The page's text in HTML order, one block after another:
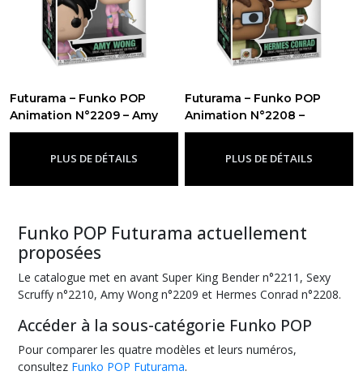
Futurama – Funko POP
Animation N°2209 – Amy
Wong-Funko Pop Futurama
PLUS DE DÉTAILS
Futurama – Funko POP
Animation N°2208 –
Hermes Conrad avec Mug
PLUS DE DÉTAILS
Funko POP Futurama actuellement
proposées
Le catalogue met en avant Super King Bender n°2211, Sexy
Scruffy n°2210, Amy Wong n°2209 et Hermes Conrad n°2208.
Accéder à la sous-catégorie Funko POP
Pour comparer les quatre modèles et leurs numéros,
consultez Funko POP Futurama.